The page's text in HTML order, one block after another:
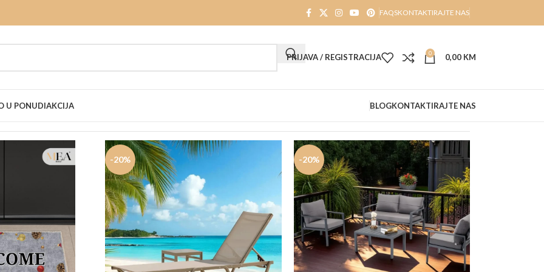
FAQSKONTAKTIRAJTE NAS
PRIJAVA / REGISTRACIJA 0 0,00 KM
U PONUDIAKCIJA BLOGKONTAKTIRAJTE NAS
-20% -20%